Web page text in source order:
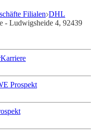
Filialen DHL
- Ludwigsheide 4, 92439
Karriere
Prospekt